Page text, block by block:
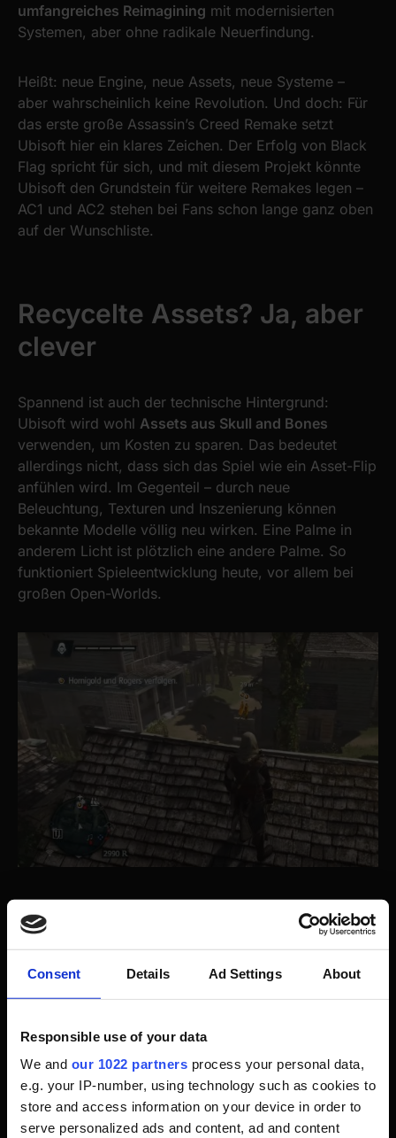
Consent Details Ad Settings About
Responsible use of your data
We and our 1022 partners process your personal data,
e.g. your IP-number, using technology such as cookies to
store and access information on your device in order to
serve personalized ads and content, ad and content
umfangreiches Reimagining mit modernisierten
Systemen, aber ohne radikale Neuerfindung.
Heißt: neue Engine, neue Assets, neue Systeme –
aber wahrscheinlich keine Revolution. Und doch: Für
das erste große Assassin’s Creed Remake setzt
Ubisoft hier ein klares Zeichen. Der Erfolg von Black
Flag spricht für sich, und mit diesem Projekt könnte
Ubisoft den Grundstein für weitere Remakes legen –
AC1 und AC2 stehen bei Fans schon lange ganz oben
auf der Wunschliste.
Recycelte Assets? Ja, aber
clever
Spannend ist auch der technische Hintergrund:
Ubisoft wird wohl Assets aus Skull and Bones
verwenden, um Kosten zu sparen. Das bedeutet
allerdings nicht, dass sich das Spiel wie ein Asset-Flip
anfühlen wird. Im Gegenteil – durch neue
Beleuchtung, Texturen und Inszenierung können
bekannte Modelle völlig neu wirken. Eine Palme in
anderem Licht ist plötzlich eine andere Palme. So
funktioniert Spieleentwicklung heute, vor allem bei
großen Open-Worlds.
Release schon im März?
Und jetzt kommt vielleicht die spannendste Info
2026erscheinen – womöglich sogar
2025. Das wäre ein Jahr nach dem Release von
Assassin’s Creed Shadows und würde sich perfekt in
Ubisofts neuen Release-Rhythmus einfügen: ein
Haupttitel im Frühjahr, dann vielleicht später ein